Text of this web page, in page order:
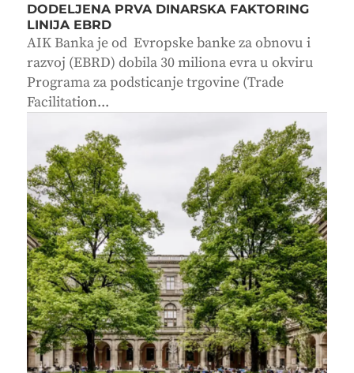
DODELJENA PRVA DINARSKA FAKTORING
LINIJA EBRD
AIK Banka je od Evropske banke za obnovu i
razvoj (EBRD) dobila 30 miliona evra u okviru
Programa za podsticanje trgovine (Trade
Facilitation...